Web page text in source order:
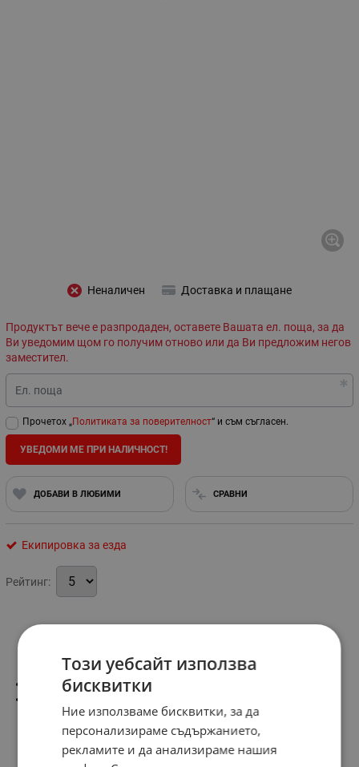
Неналичен Доставка и плащане
Продуктът вече е разпродаден, оставете Вашата ел. поща, за да
Ви уведомим щом го получим отново или да Ви предложим негов
заместител.
Ел. поща
Прочетох „Политиката за поверителност“ и съм съгласен.
УВЕДОМИ МЕ ПРИ НАЛИЧНОСТ!
ДОБАВИ В ЛЮБИМИ СРАВНИ
Екипировка за езда
Рейтинг:
Този уебсайт използва
бисквитки
Ние използваме бисквитки, за да
персонализираме съдържанието,
рекламите и да анализираме нашия